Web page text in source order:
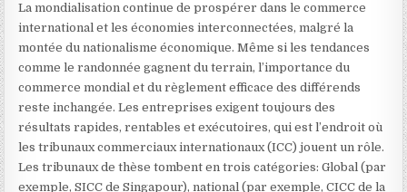
La mondialisation continue de prospérer dans le commerce
international et les économies interconnectées, malgré la
montée du nationalisme économique. Même si les tendances
comme le randonnée gagnent du terrain, l’importance du
commerce mondial et du règlement efficace des différends
reste inchangée. Les entreprises exigent toujours des
résultats rapides, rentables et exécutoires, qui est l’endroit où
les tribunaux commerciaux internationaux (ICC) jouent un rôle.
Les tribunaux de thèse tombent en trois catégories: Global (par
exemple, SICC de Singapour), national (par exemple, CICC de la